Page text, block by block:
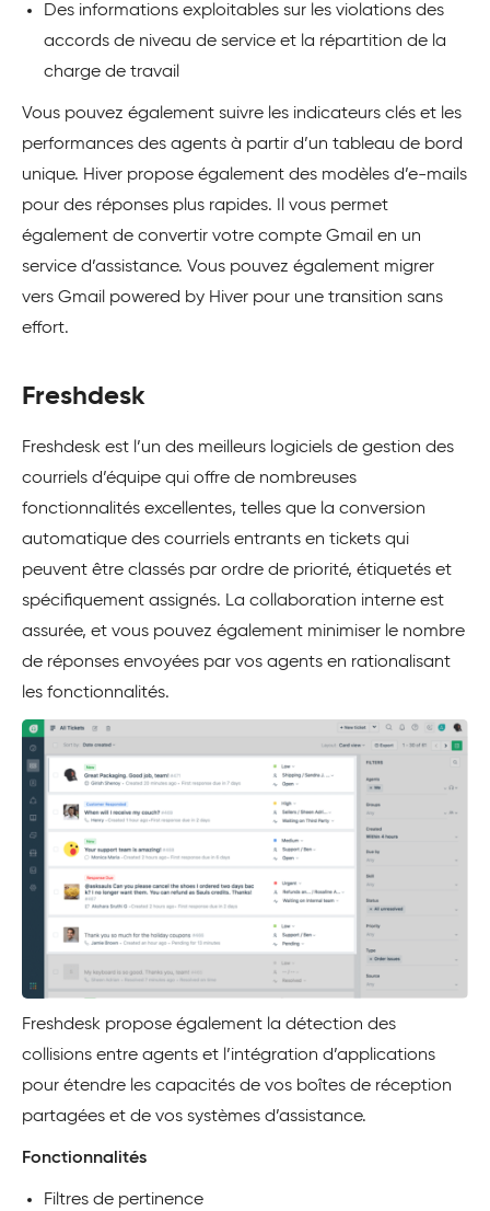
Des informations exploitables sur les violations des
accords de niveau de service et la répartition de la
charge de travail
Vous pouvez également suivre les indicateurs clés et les
performances des agents à partir d’un tableau de bord
unique. Hiver propose également des modèles d’e-mails
pour des réponses plus rapides. Il vous permet
également de convertir votre compte Gmail en un
service d’assistance. Vous pouvez également migrer
vers Gmail powered by Hiver pour une transition sans
effort.
Freshdesk
Freshdesk est l’un des meilleurs logiciels de gestion des
courriels d’équipe qui offre de nombreuses
fonctionnalités excellentes, telles que la conversion
automatique des courriels entrants en tickets qui
peuvent être classés par ordre de priorité, étiquetés et
spécifiquement assignés. La collaboration interne est
assurée, et vous pouvez également minimiser le nombre
de réponses envoyées par vos agents en rationalisant
les fonctionnalités.
Freshdesk propose également la détection des
collisions entre agents et l’intégration d’applications
pour étendre les capacités de vos boîtes de réception
partagées et de vos systèmes d’assistance.
Fonctionnalités
Filtres de pertinence